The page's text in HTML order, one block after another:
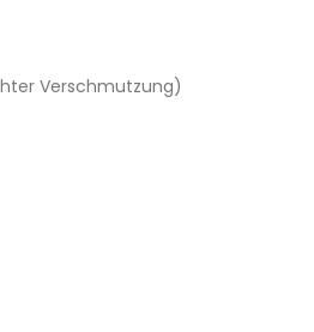
Verschmutzung)